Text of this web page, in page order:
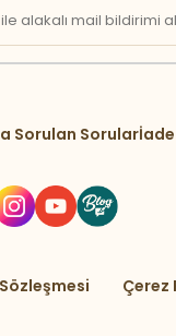
mail bildirimi
Sorulan Sorular
Çerez